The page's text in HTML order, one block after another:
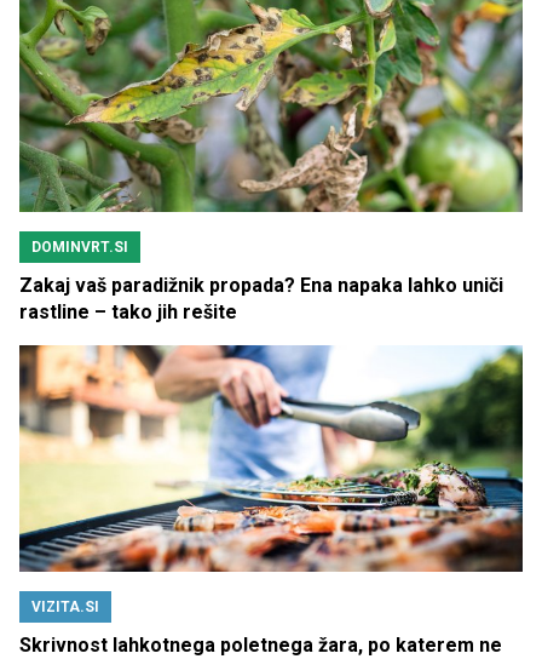
DOMINVRT.SI
Zakaj vaš paradižnik propada? Ena napaka lahko uniči
rastline – tako jih rešite
VIZITA.SI
Skrivnost lahkotnega poletnega žara, po katerem ne